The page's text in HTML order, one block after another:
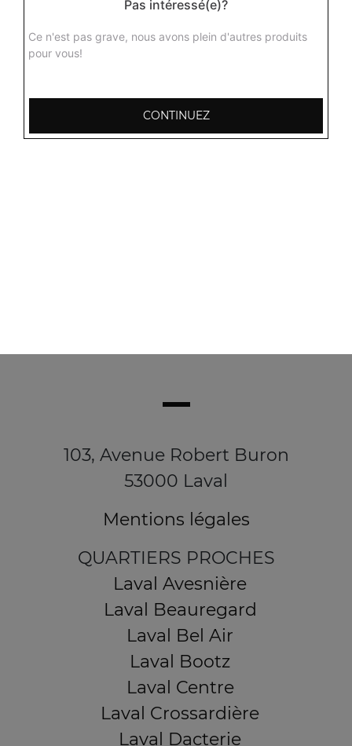
Curry d'agneau aux lentilles jaunes avec différentes
épices du kashmir + 1 potion de riz basmati
Agneau aux champignons
Curry d'agneau aux champignons délicieusement
103, Avenue Robert Buron
53000 Laval
Mentions légales
QUARTIERS PROCHES
Laval Avesnière
Laval Beauregard
Laval Bel Air
Laval Bootz
Laval Centre
Laval Crossardière
Laval Dacterie
Pas intéressé(e)?
Ce n'est pas grave, nous avons plein d'autres produits
pour vous!
CONTINUEZ